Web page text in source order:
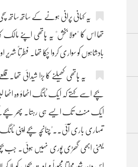
یہ کہانی پرانی ہونے کے ساتھ
تھا اس کا "مولا بخش" یہ ہاتھی اپنے
بادشاہوں کو سواری کروا چکا تھا۔ فطرتاً
یہ ہاتھی کھیلنے کا بڑا شیدائی
بچے اسے کہتے کہ ایک ٹانگ اٹھاؤ وہ
ایک منٹ تک ایسے ہی رہتا۔ پھر بچے کہتے
تمہاری باری آئی۔۔"چنانچہ بچے اپنی
یعنی ابھی گھڑی پوری نہیں ہوئی۔ جب